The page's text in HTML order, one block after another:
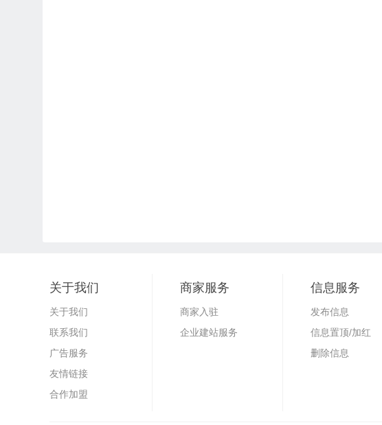
关于我们
关于我们
联系我们
广告服务
友情链接
合作加盟
商家服务
商家入驻
企业建站服务
信息服务
发布信息
信息置顶/加红
删除信息